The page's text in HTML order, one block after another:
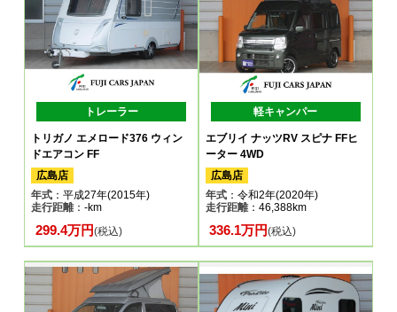
トレーラー
トリガノ エメロード376 ウィン
ドエアコン FF
広島店
年式 ：平成27年(2015年)
走行距離：-km
299.4万円(税込)
軽キャンパー
エブリイ ナッツRV スピナ FFヒ
ーター 4WD
広島店
年式：令和2年(2020年)
走行距離：46,388km
336.1万円(税込)